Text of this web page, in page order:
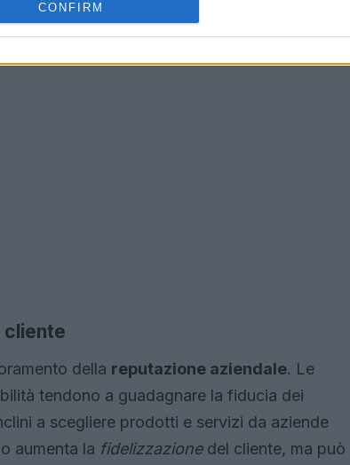
CONFIRM
cliente
della reputazione aziendale. Le
tendono a guadagnare la fiducia dei
a scegliere prodotti e servizi da aziende
aumenta la fidelizzazionedel cliente, ma può